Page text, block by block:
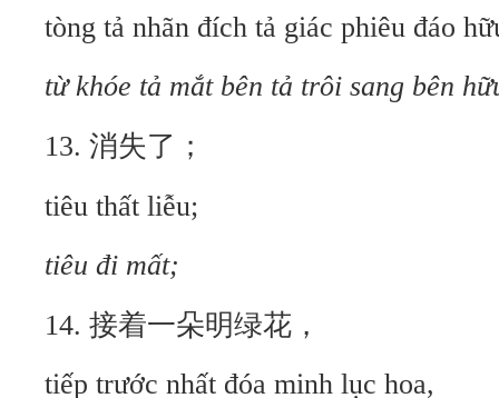
tòng tả nhãn đích tả giác phiêu đáo
từ khóe tả mắt bên tả trôi sang bên
13. 消失了；
tiêu thất liễu;
tiêu đi mất;
14. 接着一朵明绿花，
tiếp trước nhất đóa minh lục hoa,